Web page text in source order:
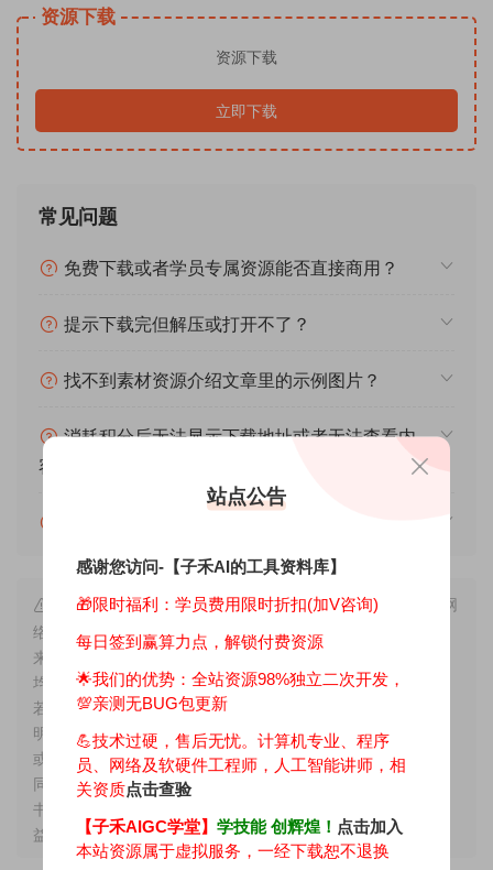
资源下载
资源下载
立即下载
常见问题
免费下载或者学员专属资源能否直接商用？
提示下载完但解压或打开不了？
找不到素材资源介绍文章里的示例图片？
消耗积分后无法显示下载地址或者无法查看内
容？
声明： ① 本站所有资源均是基于GitHub上的开源项目或网
络上整理收集，同时进行优化调试整合修复等深度二次开发出
来的成果，因此理论上版权仍属于原著者所有，故所提供资源
均仅供AIGC技术学习，切勿用于非法用途，也请勿直接商用。
若由于商用引起版权纠纷，一切责任均由使用者承担。更多说
明请参考资源包内的声明。 ② 本站所有文章，如无特殊说明
或标注，均为本站原创发布。任何个人或组织，在未征得本站
同意时，禁止复制、盗用、采集、发布本站内容到任何网站、
书籍等各类媒体平台。如若本站内容侵犯了原著者的合法权
益，可联系我们进行处理。
站点公告
感谢您访问-【子禾AI的工具资料库】
🎁限时福利：学员费用限时折扣(加V咨询)
每日签到赢算力点，解锁付费资源
🌟我们的优势： 全站资源98%独立二次开发，
💯亲测无BUG包更新
💪技术过硬，售后无忧。计算机专业、程序
员、网络及软硬件工程师，人工智能讲师，相
关资质点击查验
【子禾AIGC学堂】 学技能 创辉煌！ 点击加入
本站资源属于虚拟服务，一经下载恕不退换